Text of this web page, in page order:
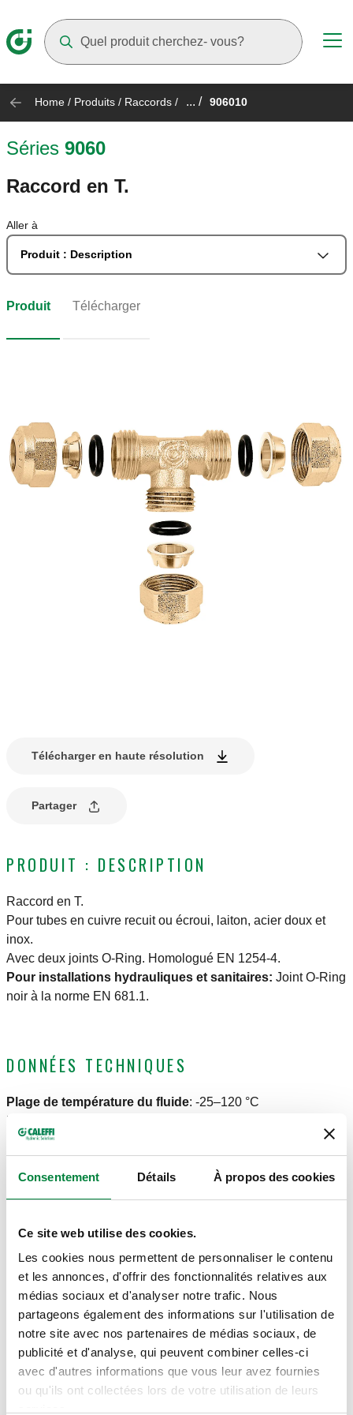
Consentement Détails À propos des cookies
Ce site web utilise des cookies.
Les cookies nous permettent de personnaliser le contenu
et les annonces, d'offrir des fonctionnalités relatives aux
médias sociaux et d'analyser notre trafic. Nous
partageons également des informations sur l'utilisation de
notre site avec nos partenaires de médias sociaux, de
publicité et d'analyse, qui peuvent combiner celles-ci
avec d'autres informations que vous leur avez fournies
ou qu'ils ont collectées lors de votre utilisation de leurs
Home / Produits / Raccords / ... / 906010
Séries 9060
Raccord en T.
Aller à
Produit : Description
Produit Télécharger
Télécharger en haute résolution
Partager
PRODUIT : DESCRIPTION
Raccord en T.
Pour tubes en cuivre recuit ou écroui, laiton, acier doux et
inox.
Avec deux joints O-Ring. Homologué EN 1254-4.
Pour installations hydrauliques et sanitaires: Joint O-Ring
noir à la norme EN 681.1.
DONNÉES TECHNIQUES
Plage de température du fluide: -25–120 °C
Pression maxi d'exercice
DESSINS ET SPÉCIFICATIONS
Code article Diamètre tuyau
906010 Ø 10
Modèles 3D
Texte de présentation Afficher Copier